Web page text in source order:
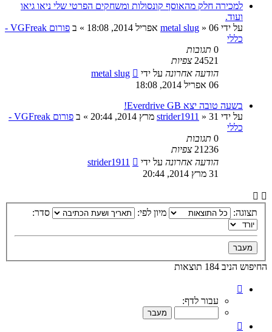
למכירה חלק מהאוסף קונסולות ומשחקים הפרטי שלי ניאו גיאו
ועוד.
על ידי
metal slug » 06 אפריל 2014, 18:08 » ב
פורום VGFreak -
כללי
0 תגובות
24521 צפיות
הודעה אחרונה על ידי
metal slug
06 אפריל 2014, 18:08
בשעה טובה יצא Everdrive GB!
על ידי
strider1911 » 31 מרץ 2014, 20:44 » ב
פורום VGFreak -
כללי
0 תגובות
21236 צפיות
הודעה אחרונה על ידי
strider1911
31 מרץ 2014, 20:44
תצוגה: מיון לפי: סדר:
החיפוש הניב 184 תוצאות
מתוך
עבור לדף: